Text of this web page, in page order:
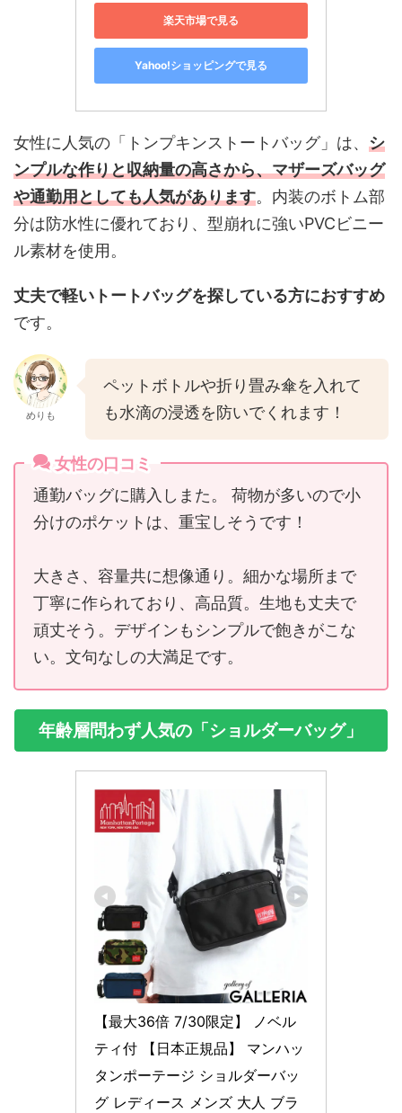
楽天市場で見る
Yahoo!ショッピングで見る
女性に人気の「トンプキンストートバッグ」は、 シ
ンプルな作りと収納量の高さから、マザーズバッグ
や通勤用としても人気があります。内装のボトム部
分は防水性に優れており、型崩れに強いPVCビニー
ル素材を使用。
丈夫で軽いトートバッグを探している方におすすめ
です。
めりも
ペットボトルや折り畳み傘を入れて
も水滴の浸透を防いでくれます！
女性の口コミ
通勤バッグに購入しまた。 荷物が多いので小
分けのポケットは、重宝しそうです！
大きさ、容量共に想像通り。細かな場所まで
丁寧に作られており、高品質。生地も丈夫で
頑丈そう。デザインもシンプルで飽きがこな
い。文句なしの大満足です。
年齢層問わず人気の「ショルダーバッグ」
【最大36倍 7/30限定】 ノベル
ティ付 【日本正規品】 マンハッ
タンポーテージ ショルダーバッ
グ レディース メンズ 大人 ブラ